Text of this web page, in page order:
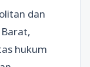
dan
hukum